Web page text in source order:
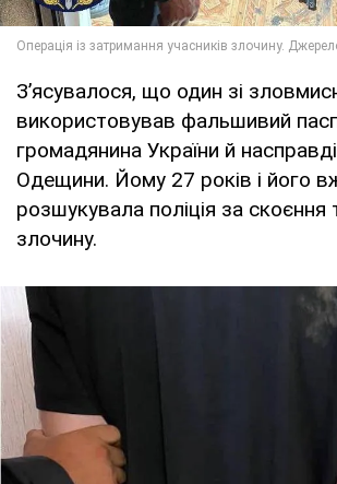
З’ясувалося, що один зі
використовував фальшивий
громадянина України й
Одещини. Йому 27 років і його
розшукувала поліція за скоєння
злочину.